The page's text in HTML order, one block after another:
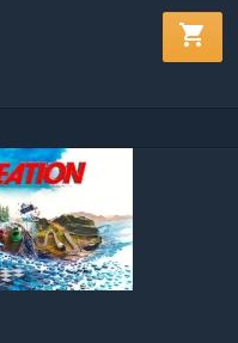
shopping_cart